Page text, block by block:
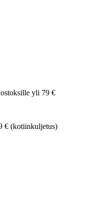
yli 79 €
€ (kotiinkuljetus)